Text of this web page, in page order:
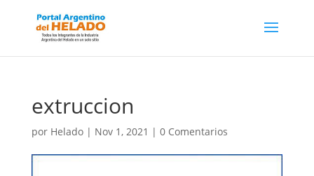
extruccion
por Helado| Nov 1, 2021 | 0 Comentarios